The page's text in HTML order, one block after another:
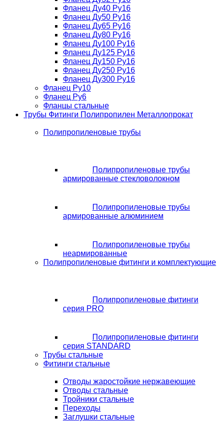
Фланец Ду40 Ру16
Фланец Ду50 Ру16
Фланец Ду65 Ру16
Фланец Ду80 Ру16
Фланец Ду100 Ру16
Фланец Ду125 Ру16
Фланец Ду150 Ру16
Фланец Ду250 Ру16
Фланец Ду300 Ру16
Фланец Ру10
Фланец Ру6
Фланцы стальные
Трубы Фитинги Полипропилен Металлопрокат
Полипропиленовые трубы
Полипропиленовые трубы
армированные стекловолокном
Полипропиленовые трубы
армированные алюминием
Полипропиленовые трубы
неармированные
Полипропиленовые фитинги и комплектующие
Полипропиленовые фитинги
серия PRO
Полипропиленовые фитинги
серия STANDARD
Трубы стальные
Фитинги стальные
Отводы жаростойкие нержавеющие
Отводы стальные
Тройники стальные
Переходы
Заглушки стальные